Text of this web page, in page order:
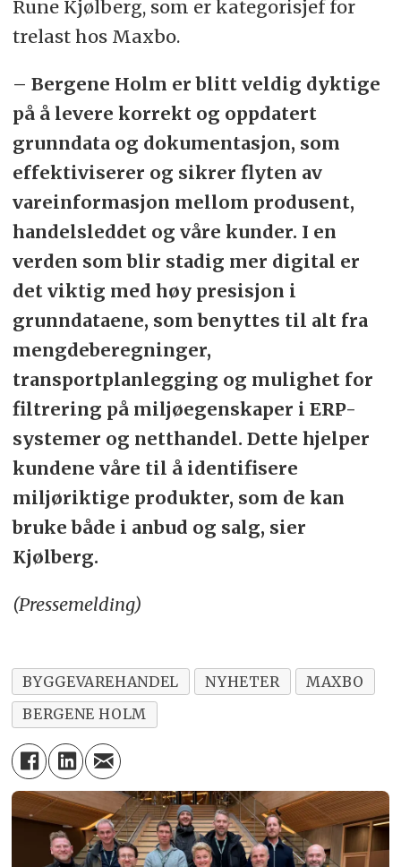
Rune Kjølberg, som er kategorisjef for
trelast hos Maxbo.
– Bergene Holm er blitt veldig dyktige
på å levere korrekt og oppdatert
grunndata og dokumentasjon, som
effektiviserer og sikrer flyten av
vareinformasjon mellom produsent,
handelsleddet og våre kunder. I en
verden som blir stadig mer digital er
det viktig med høy presisjon i
grunndataene, som benyttes til alt fra
mengdeberegninger,
transportplanlegging og mulighet for
filtrering på miljøegenskaper i ERP-
systemer og netthandel. Dette hjelper
kundene våre til å identifisere
miljøriktige produkter, som de kan
bruke både i anbud og salg, sier
Kjølberg.
(Pressemelding)
BYGGEVAREHANDEL NYHETER
MAXBO
BERGENE HOLM